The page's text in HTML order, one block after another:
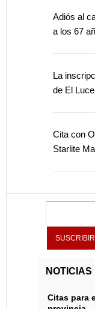
Adiós al
a los 67
La
de El
Cita con
Starlite
NOTICIAS
Citas para